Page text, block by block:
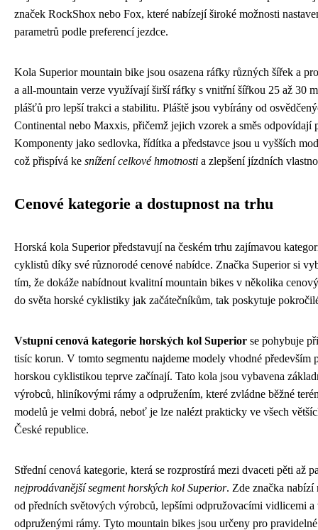
značek RockShox nebo Fox, které nabízejí široké možnosti
parametrů podle preferencí jezdce.
Kola Superior mountain bike jsou osazena ráfky různých šířek a
a all-mountain verze využívají širší ráfky s vnitřní šířkou 25 až 30
plášťů pro lepší trakci a stabilitu. Pláště jsou vybírány od
Continental nebo Maxxis, přičemž jejich vzorek a směs
Komponenty jako sedlovka, řídítka a představce jsou u vyšších
což přispívá ke snížení celkové hmotnosti a zlepšení jízdních
Cenové kategorie a dostupnost na trhu
Horská kola Superior představují na českém trhu zajímavou
cyklistů díky své různorodé cenové nabídce. Značka Superior si
tím, že dokáže nabídnout kvalitní mountain bikes v několika
do světa horské cyklistiky jak začátečníkům, tak poskytuje
Vstupní cenová kategorie horských kol Superior se pohybuje
tisíc korun. V tomto segmentu najdeme modely vhodné především
horskou cyklistikou teprve začínají. Tato kola jsou vybavena
výrobců, hliníkovými rámy a odpružením, které zvládne běžné
modelů je velmi dobrá, neboť je lze nalézt prakticky ve všech
České republice.
Střední cenová kategorie, která se rozprostírá mezi dvaceti pěti až
nejprodávanější segment horských kol Superior. Zde značka
od předních světových výrobců, lepšími odpružovacími vidlicemi
odpruženými rámy. Tyto mountain bikes jsou určeny pro